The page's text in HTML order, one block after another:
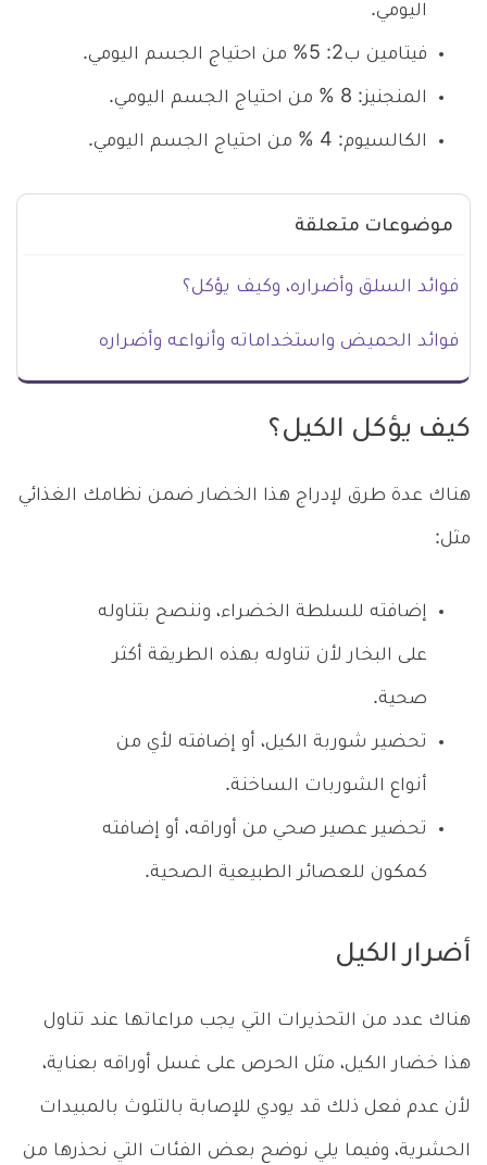
اليومي.
فيتامين ب2: 5% من احتياج الجسم اليومي.
المنجنيز: 8 % من احتياج الجسم اليومي.
الكالسيوم: 4 % من احتياج الجسم اليومي.
موضوعات متعلقة
فوائد السلق وأضراره، وكيف يؤكل؟
فوائد الحميض واستخداماته وأنواعه وأضراره
كيف يؤكل الكيل؟
هناك عدة طرق لإدراج هذا الخضار ضمن نظامك الغذائي
مثل:
إضافته للسلطة الخضراء، وننصح بتناوله
على البخار لأن تناوله بهذه الطريقة أكثر
صحية.
تحضير شوربة الكيل، أو إضافته لأي من
أنواع الشوربات الساخنة.
تحضير عصير صحي من أوراقه، أو إضافته
كمكون للعصائر الطبيعية الصحية.
أضرار الكيل
هناك عدد من التحذيرات التي يجب مراعاتها عند تناول
هذا خضار الكيل، مثل الحرص على غسل أوراقه بعناية،
لأن عدم فعل ذلك قد يودي للإصابة بالتلوث بالمبيدات
الحشرية، وفيما يلي نوضح بعض الفئات التي نحذرها من